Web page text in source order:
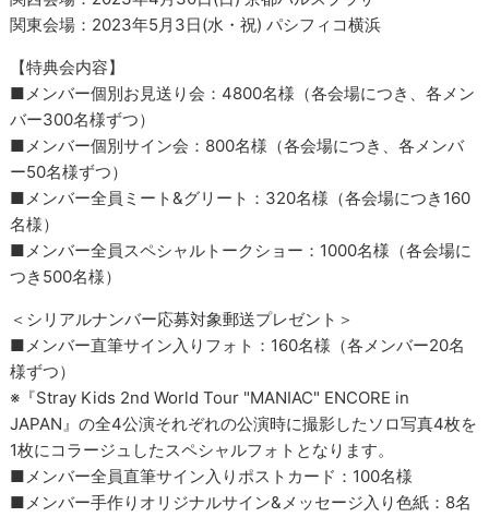
関東会場：2023年5月3日(水・祝) パシフィコ横浜
【特典会内容】
■メンバー個別お見送り会：4800名様（各会場につき、各メン
バー300名様ずつ）
■メンバー個別サイン会：800名様（各会場につき、各メンバ
ー50名様ずつ）
■メンバー全員ミート&グリート：320名様（各会場につき160
名様）
■メンバー全員スペシャルトークショー：1000名様（各会場に
つき500名様）
＜シリアルナンバー応募対象郵送プレゼント＞
■メンバー直筆サイン入りフォト：160名様（各メンバー20名
様ずつ）
※『Stray Kids 2nd World Tour "MANIAC" ENCORE in
JAPAN』の全4公演それぞれの公演時に撮影したソロ写真4枚を
1枚にコラージュしたスペシャルフォトとなります。
■メンバー全員直筆サイン入りポストカード：100名様
■メンバー手作りオリジナルサイン&メッセージ入り色紙：8名